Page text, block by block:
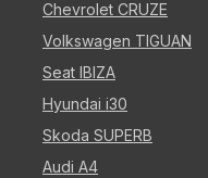
Chevrolet CRUZE
Volkswagen TIGUAN
Seat IBIZA
Hyundai i30
Skoda SUPERB
Audi A4